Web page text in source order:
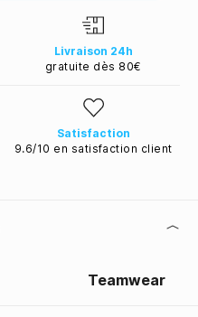
Livraison 24h
gratuite dès 80€
Satisfaction
9.6/10 en satisfaction client
Teamwear